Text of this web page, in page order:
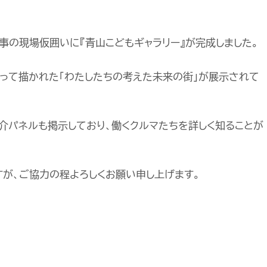
場仮囲いに『青山こどもギャラリー』が完成しました。
描かれた「わたしたちの考えた未来の街」が展示されて
パネルも掲示しており、働くクルマたちを詳しく知ることが
ご協力の程よろしくお願い申し上げます。